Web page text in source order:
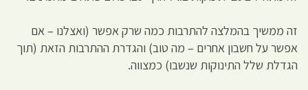
זה ממשיך בהמלצה להתרבות כמה שרק אפשר (ואצלנו – אם
אפשר על חשבון אחרים – מה טוב) והגדרת ההתרבות הזאת (תוך
הגדלת שלל התינוקות שנשבו) כמצווה.